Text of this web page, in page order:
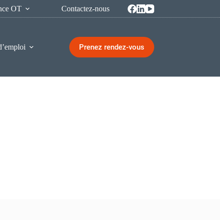
OT Contactez-nous
Prenez rendez-vous